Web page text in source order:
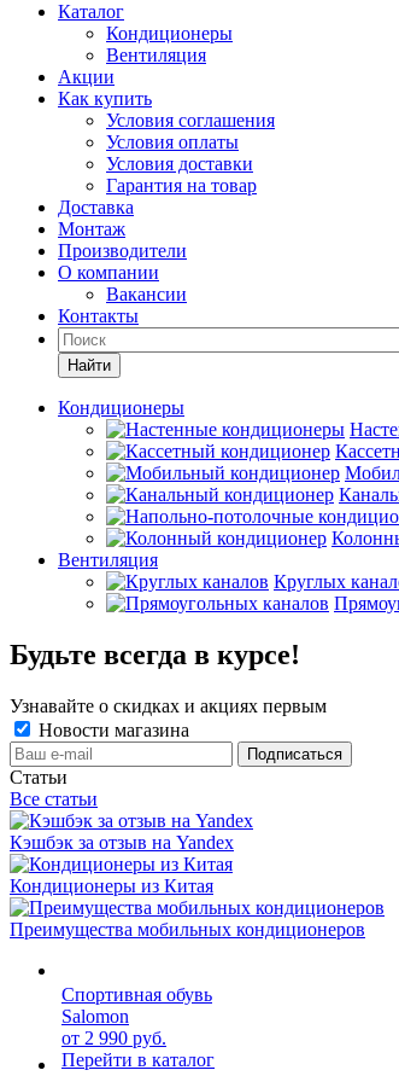
Каталог
Кондиционеры
Вентиляция
Акции
Как купить
Условия соглашения
Условия оплаты
Условия доставки
Гарантия на товар
Доставка
Монтаж
Производители
О компании
Вакансии
Контакты
Кондиционеры
Вентиляция
Круглых
Будьте всегда в курсе!
Узнавайте о скидках и акциях первым
Новости магазина
Статьи
Все статьи
Кэшбэк за отзыв на Yandex
Кондиционеры из Китая
Преимущества мобильных кондиционеров
Спортивная обувь
Salomon
от 2 990 руб.
Перейти в каталог